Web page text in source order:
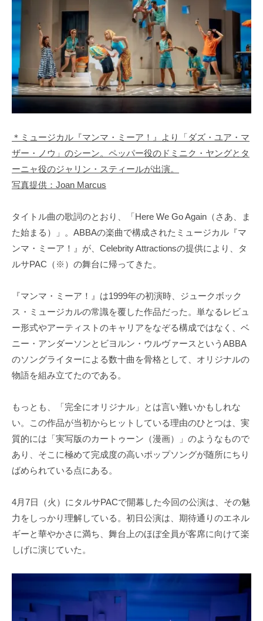
a
m
a
＊ミュージカル『マンマ・ミーア！』より「ダズ・ユア・マ
ザー・ノウ」のシーン。ペッパー役のドミニク・ヤングとタ
ーニャ役のジャリン・スティールが出演。
写真提供：Joan Marcus
タイトル曲の歌詞のとおり、「Here We Go Again（さあ、ま
た始まる）」。ABBAの楽曲で構成されたミュージカル『マ
ンマ・ミーア！』が、Celebrity Attractionsの提供により、タ
ルサPAC（※）の舞台に帰ってきた。
『マンマ・ミーア！』は1999年の初演時、ジュークボック
ス・ミュージカルの常識を覆した作品だった。単なるレビュ
ー形式やアーティストのキャリアをなぞる構成ではなく、ベ
ニー・アンダーソンとビヨルン・ウルヴァースというABBA
のソングライターによる数十曲を骨格として、オリジナルの
物語を組み立てたのである。
もっとも、「完全にオリジナル」とは言い難いかもしれな
い。この作品が当初からヒットしている理由のひとつは、実
質的には「実写版のカートゥーン（漫画）」のようなもので
あり、そこに極めて完成度の高いポップソングが随所にちり
ばめられている点にある。
4月7日（火）にタルサPACで開幕した今回の公演は、その魅
力をしっかり理解している。初日公演は、期待通りのエネル
ギーと華やかさに満ち、舞台上のほぼ全員が客席に向けて楽
しげに演じていた。